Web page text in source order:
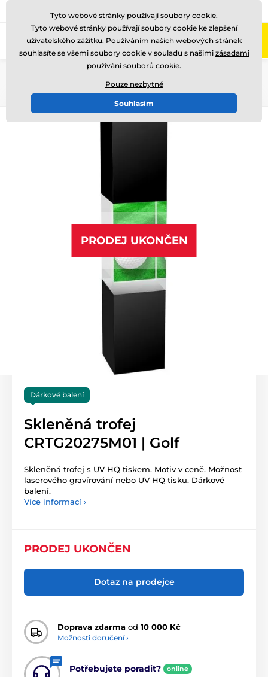
Zavolejte nám (Po-Pá 8-17)
PRODEJ UKONČEN
Dárkové balení
Skleněná trofej
CRTG20275M01 | Golf
Skleněná trofej s UV HQ tiskem. Motiv v ceně. Možnost
laserového gravírování nebo UV HQ tisku. Dárkové
balení.
Více informací ›
PRODEJ UKONČEN
Dotaz na prodejce
Doprava zdarma od 10 000 Kč
Možnosti doručení ›
Potřebujete poradit? online
Tyto webové stránky používají soubory cookie.
Tyto webové stránky používají soubory cookie ke zlepšení
uživatelského zážitku. Používáním našich webových stránek
souhlasíte se všemi soubory cookie v souladu s našimi zásadami
používání souborů cookie.
Pouze nezbytné
Souhlasím